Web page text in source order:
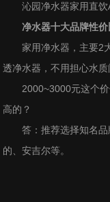
沁园净水器家用直
净水器十大品牌性价
家用净水器，主要2
透净水器，不用担心水质
2000~3000元这个
高的？
答：推荐选择知名
的、安吉尔等。